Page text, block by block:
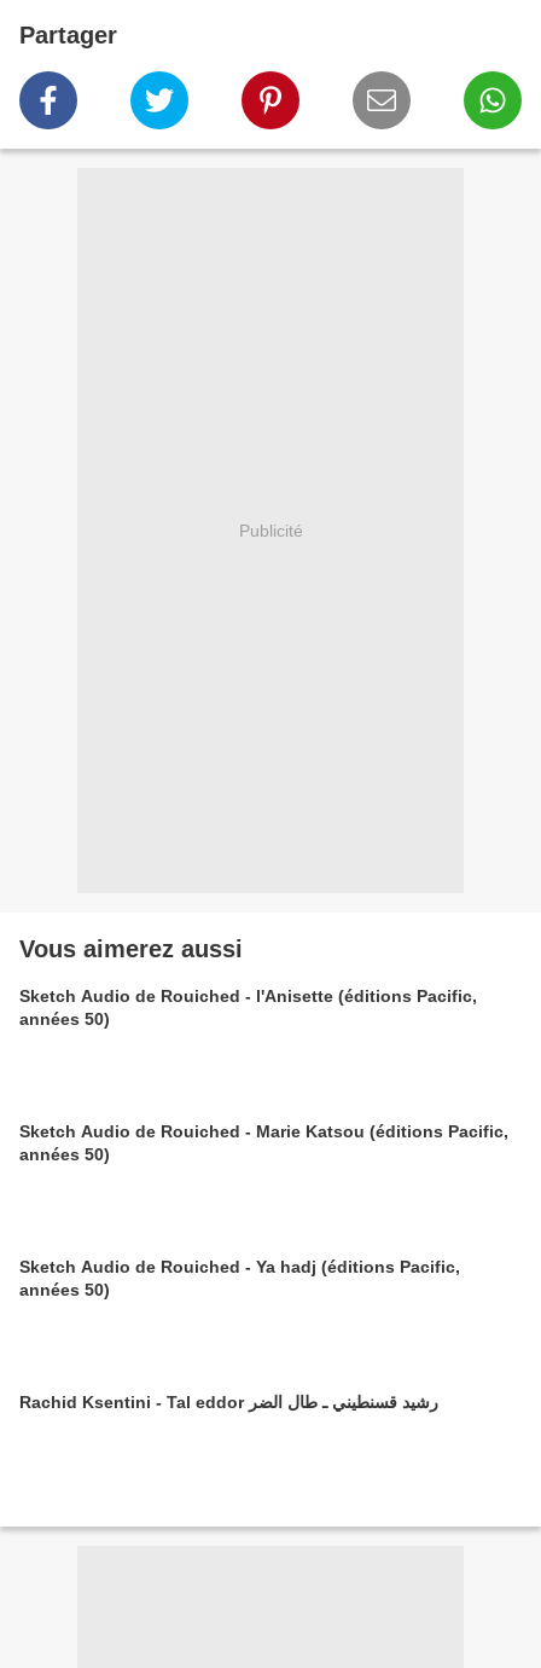
Partager
Publicité
Vous aimerez aussi
Sketch Audio de Rouiched - l'Anisette (éditions Pacific,
années 50)
Sketch Audio de Rouiched - Marie Katsou (éditions Pacific,
années 50)
Sketch Audio de Rouiched - Ya hadj (éditions Pacific,
années 50)
Rachid Ksentini - Tal eddor رشيد قسنطيني ـ طال الضر